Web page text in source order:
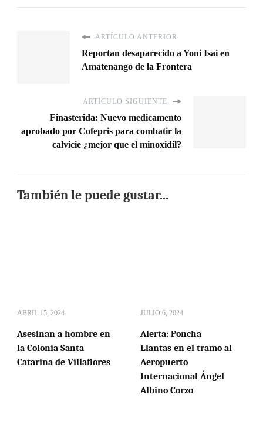
ARTÍCULO ANTERIOR
Reportan desaparecido a Yoni Isai en
Amatenango de la Frontera
ARTÍCULO SIGUIENTE
Finasterida: Nuevo medicamento
aprobado por Cofepris para combatir la
calvicie ¿mejor que el minoxidil?
También le puede gustar...
ABRIL 15, 2024
Asesinan a hombre en
la Colonia Santa
Catarina de Villaflores
JULIO 6, 2024
Alerta: Poncha
Llantas en el tramo al
Aeropuerto
Internacional Ángel
Albino Corzo